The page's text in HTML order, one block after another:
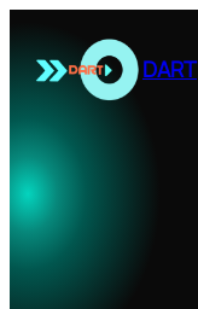
sadržaja
DART